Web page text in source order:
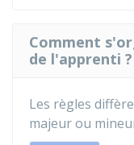
Comment
de l'apprenti ?
Les règles
majeur ou